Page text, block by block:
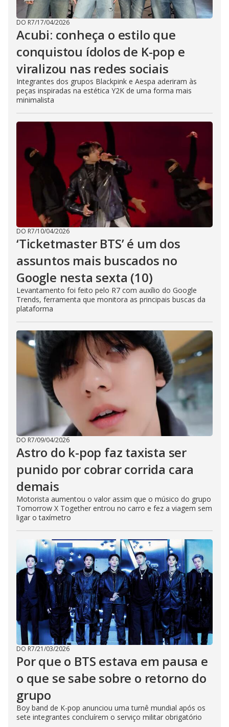
DO R7/17/04/2026
Acubi: conheça o estilo que
conquistou ídolos de K-pop e
viralizou nas redes sociais
Integrantes dos grupos Blackpink e Aespa aderiram às
peças inspiradas na estética Y2K de uma forma mais
minimalista
DO R7/10/04/2026
‘Ticketmaster BTS’ é um dos
assuntos mais buscados no
Google nesta sexta (10)
Levantamento foi feito pelo R7 com auxílio do Google
Trends, ferramenta que monitora as principais buscas da
plataforma
DO R7/09/04/2026
Astro do k-pop faz taxista ser
punido por cobrar corrida cara
demais
Motorista aumentou o valor assim que o músico do grupo
Tomorrow X Together entrou no carro e fez a viagem sem
ligar o taxímetro
DO R7/21/03/2026
Por que o BTS estava em pausa e
o que se sabe sobre o retorno do
grupo
Boy band de K-pop anunciou uma turnê mundial após os
sete integrantes concluírem o serviço militar obrigatório